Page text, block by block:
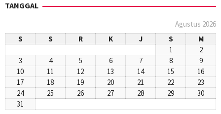
TANGGAL
Agustus 2026
S
S R K J S
M
1
2
3
4 5 6 7 8
9
10
11 12 13 14 15
16
17
18 19 20 21 22
23
24
25 26 27 28 29
30
31